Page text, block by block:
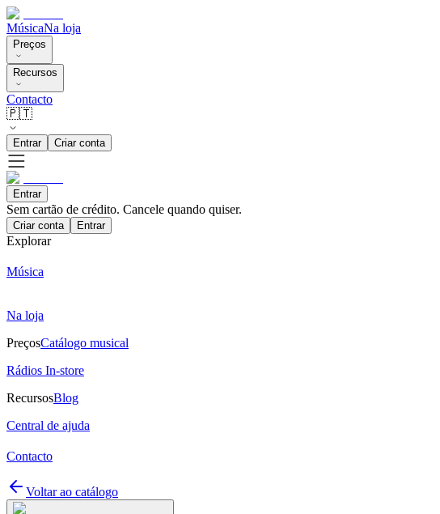
MúsicaNa loja
Preços
Recursos
Contacto
🇵🇹
Entrar Criar conta
Entrar
Sem cartão de crédito. Cancele quando quiser.
Criar conta Entrar
Explorar
Música
Na loja
PreçosCatálogo musical
Rádios In-store
RecursosBlog
Central de ajuda
Contacto
Voltar ao catálogo